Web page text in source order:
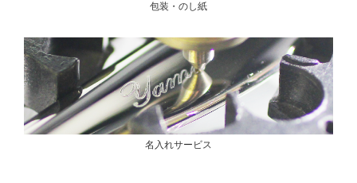
包装・のし紙
名入れサービス